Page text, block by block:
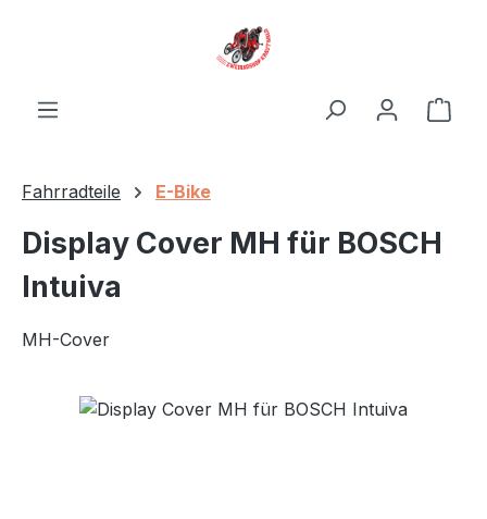
Fahrradteile E-Bike
Display Cover MH für BOSCH
Intuiva
MH-Cover
Bildergalerie überspringen